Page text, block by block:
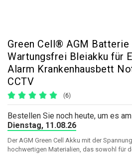
Green Cell® AGM Batterie
Wartungsfrei Bleiakku für
Alarm Krankenhausbett
CCTV
(6)
Bestellen Sie noch heute, um es
Dienstag, 11.08.26
Der AGM Green Cell Akku mit der
hochwertigen Materialien, das sowohl für